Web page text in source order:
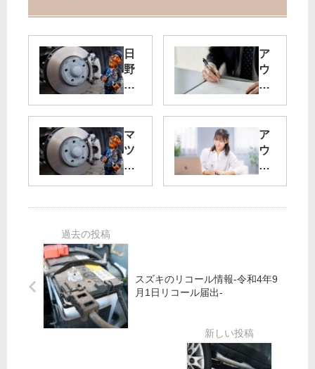
日
野
自
車
の
リ
情
2
年
9
月
24
ア
ウ
デ
の
リ
コ
ー
ル
報-
4
コ
マ
ツ
ダ
コ
ル
情
報-
令
和
3
ア
ウ
デ
リ
情
年
スズキのリコール情報-令和4年9
月1日リコール届出-